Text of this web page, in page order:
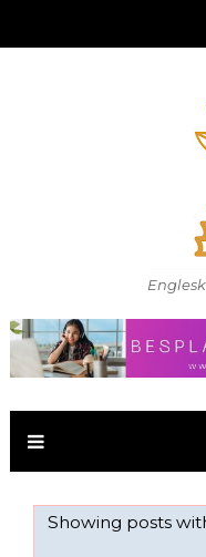
Showing posts